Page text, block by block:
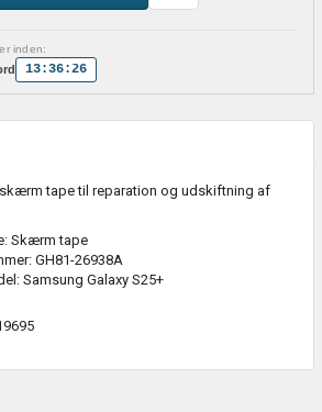
inden:
13:36:26
skærm tape til reparation og udskiftning af
Skærm tape
GH81-26938A
Samsung Galaxy S25+